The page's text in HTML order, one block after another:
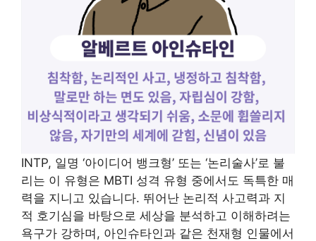
INTP, 일명 ‘아이디어 뱅크형’ 또는 ‘논리술사’로 불
리는 이 유형은 MBTI 성격 유형 중에서도 독특한 매
력을 지니고 있습니다. 뛰어난 논리적 사고력과 지
적 호기심을 바탕으로 세상을 분석하고 이해하려는
욕구가 강하며, 아인슈타인과 같은 천재형 인물에서